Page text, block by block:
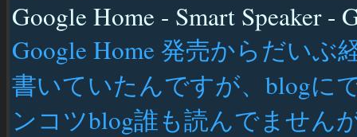
Google Home - Smart Speaker -
Google Home 発売からだい
書いていたんですが、blogに
ンコツblog誰も読んでません